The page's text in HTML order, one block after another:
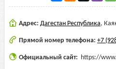
Адрес: Дагестан Республика,
Прямой номер телефона: +7
Официальный сайт: https://